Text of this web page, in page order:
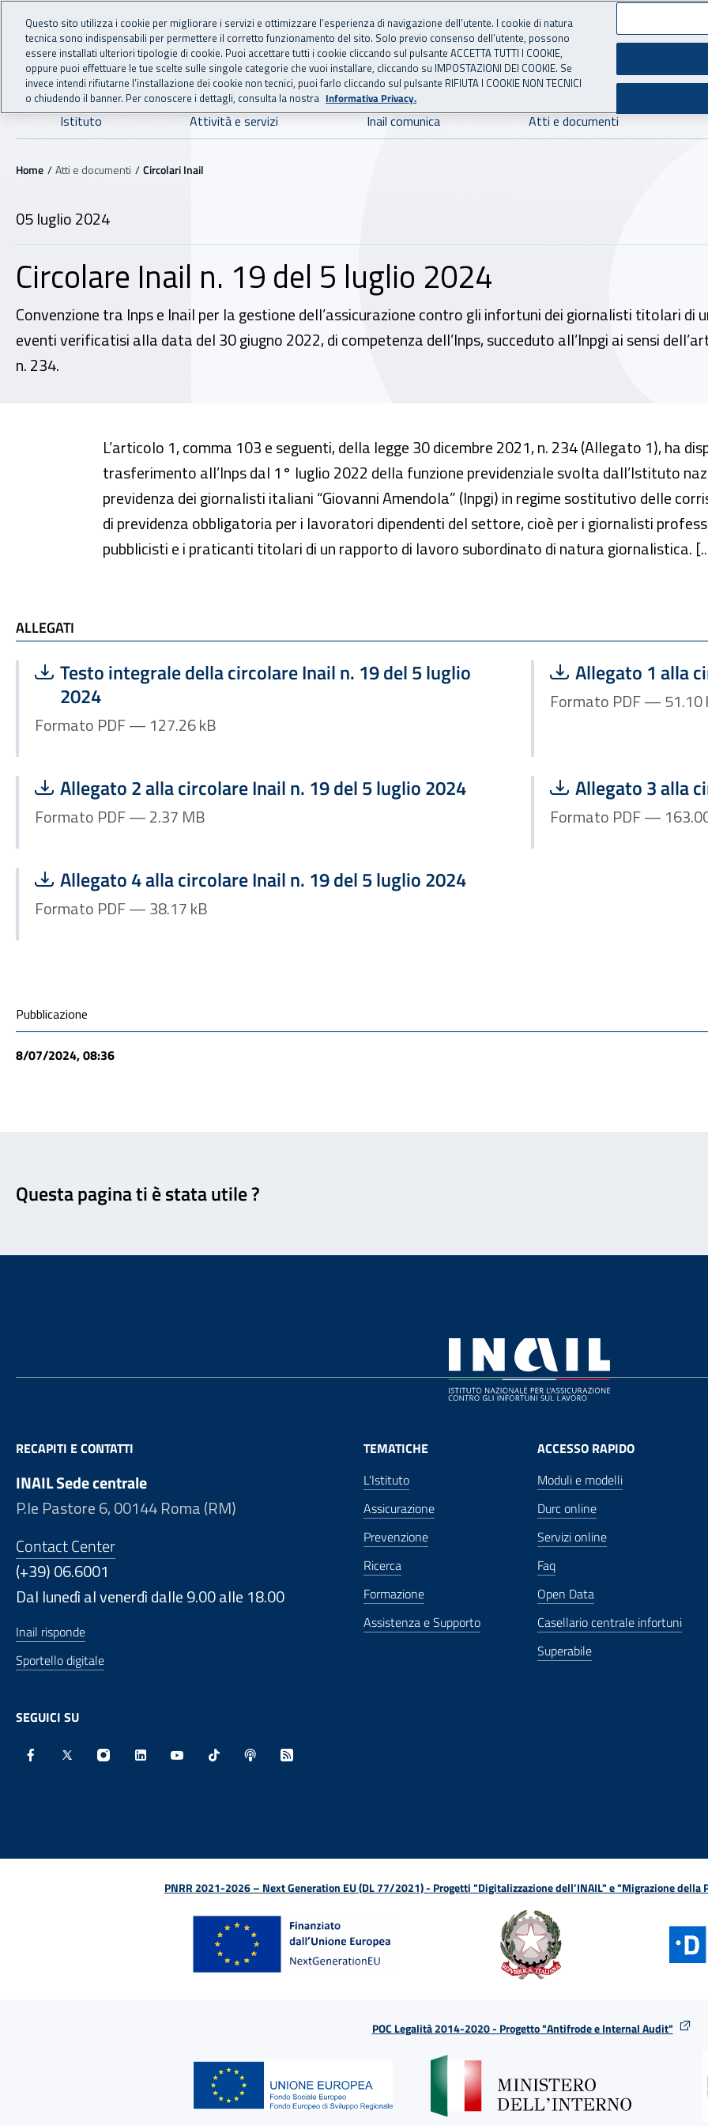
Vai al menu principale
Vai al contenuto principale
INAIL - Istituto Nazionale per l'Assicurazione
Navigazione principale
Istituto Attività e servizi Inail comunica Atti e documenti
Navigazione - Ti trovi in:
Home Atti e documenti Circolari Inail
05 luglio 2024
05 luglio 2024
Circolare Inail n. 19 del 5 luglio 2024
Convenzione tra Inps e Inail per la gestione dell’assicurazione contro gli infortuni dei giornalisti titolari di
eventi verificatisi alla data del 30 giugno 2022, di competenza dell’Inps, succeduto all’Inpgi ai sensi
n. 234.
L’articolo 1, comma 103 e seguenti, della legge30 dicembre 2021, n. 234 (Allegato 1), ha
trasferimento all’Inps dal 1° luglio 2022 della funzione previdenziale svolta dall’Istituto
previdenza dei giornalisti italiani “Giovanni Amendola” (Inpgi) in regime sostitutivo delle
di previdenza obbligatoria per i lavoratori dipendenti del settore, cioè per i giornalisti
pubblicisti e i praticanti titolari di un rapporto di lavoro subordinato di natura giornalistica.
ALLEGATI
ALLEGATI
Scarica file:
Testo integrale della circolare Inail n. 19 del 5 luglio
2024
Formato PDF — Dimensione 127.26 kB
Formato PDF — 127.26 kB
Scarica file:
Allegato 1 alla
Scarica file:
Allegato 2 alla circolare Inail n. 19 del 5 luglio 2024
Formato PDF — Dimensione 2.37 MB
Formato PDF — 2.37 MB
Scarica file:
Allegato 3 alla
Scarica file:
Allegato 4 alla circolare Inail n. 19 del 5 luglio 2024
Formato PDF — Dimensione 38.17 kB
Formato PDF — 38.17 kB
Condivisione social
Pubblicazione
8/07/2024, 08:36
Questa pagina ti è stata utile ?
RECAPITI E CONTATTI
INAIL Sede centrale
P.le Pastore 6, 00144 Roma (RM)
Contact Center
(+39) 06.6001
Dal lunedì al venerdì dalle 9.00 alle 18.00
Inail risponde
Sportello digitale
SEGUICI SU
TEMATICHE
L'Istituto
Assicurazione
Prevenzione
Ricerca
Formazione
Assistenza e Supporto
ACCESSO RAPIDO
Moduli e modelli
Durc online
Servizi online
Faq
Open Data
Casellario centrale infortuni
Superabile
PNRR 2021-2026 – Next Generation EU (DL 77/2021) - Progetti "Digitalizzazione dell’INAIL" e "Migrazione della
POC Legalità 2014-2020 - Progetto "Antifrode e Internal Audit"
Questo sito utilizza i cookie per migliorare i servizi e ottimizzare l’esperienza di navigazione dell’utente. I cookie di natura
tecnica sono indispensabili per permettere il corretto funzionamento del sito. Solo previo consenso dell’utente, possono
essere installati ulteriori tipologie di cookie. Puoi accettare tutti i cookie cliccando sul pulsante ACCETTA TUTTI I COOKIE,
oppure puoi effettuare le tue scelte sulle singole categorie che vuoi installare, cliccando su IMPOSTAZIONI DEI COOKIE. Se
invece intendi rifiutarne l’installazione dei cookie non tecnici, puoi farlo cliccando sul pulsante RIFIUTA I COOKIE NON TECNICI
o chiudendo il banner. Per conoscere i dettagli, consulta la nostra Informativa Privacy.